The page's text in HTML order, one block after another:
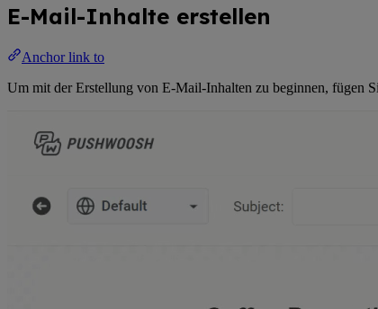
E-Mail-Inhalte erstellen
Anchor link to
Um mit der Erstellung von E-Mail-Inhalten zu beginnen, fügen